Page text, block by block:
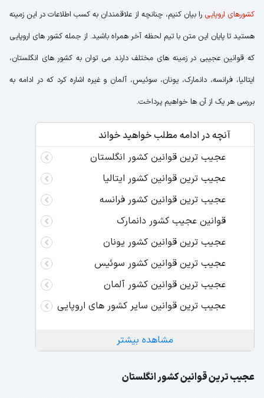
کشورهای اروپایی را بیان کنیم، چنانچه از علاقمندان به کسب اطلاعات در این زمینه
هستید تا پایان این متن با تیم لحظه آخر همراه باشید. از جمله کشور های اروپایی
که قوانین عجیبی در زمینه های مختلف دارند می توان به کشور های انگلستان،
ایتالیا، فرانسه، دانمارک، یونان، سوئیس، آلمان و غیره اشاره کرد که در ادامه به
بررسی هر یک از آن ها خواهیم پرداخت.
آنچه در ادامه مطلب خواهید خواند
عجیب ترین قوانین کشور انگلستان
عجیب ترین قوانین کشور ایتالیا
عجیب ترین قوانین کشور فرانسه
قوانین عجیب کشور دانمارک
عجیب ترین قوانین کشور یونان
عجیب ترین قوانین کشور سوئیس
عجیب ترین قوانین کشور آلمان
عجیب ترین قوانین سایر کشور های اروپایی
مشاهده بیشتر
عجیب ترین قوانین کشور انگلستان